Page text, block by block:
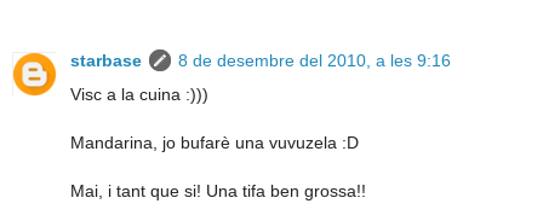
starbase
8 de desembre del 2010, a les 9:16
Visc a la cuina :)))
Mandarina, jo bufarè una vuvuzela :D
Mai, i tant que si! Una tifa ben grossa!!